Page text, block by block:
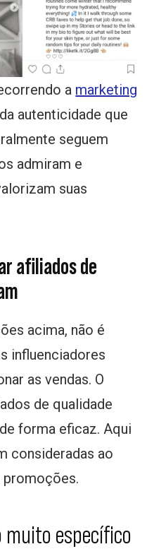
a marketing
autenticidade que
seguem
admiram e
suas
afiliados de
acima, não é
influenciadores
as vendas. O
de qualidade
forma eficaz. Aqui
consideradas ao
promoções.
muito específico